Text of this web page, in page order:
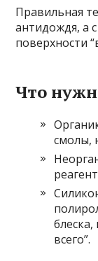
Правильная
антидождя, а
поверхности
Что
смолы,
блеска,
всего”.